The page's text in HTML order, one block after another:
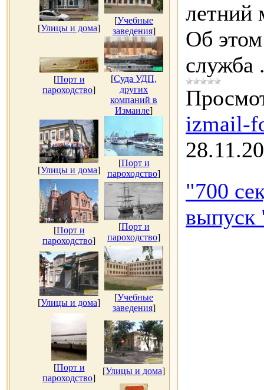
[Улицы и дома]
[Учебные
заведения]
[Порт и
пароходство]
[Суда УДП,
других
компаний в
Измаиле]
[Улицы и дома]
[Порт и
пароходство]
[Порт и
пароходство]
[Порт и
пароходство]
[Улицы и дома]
[Учебные
заведения]
[Порт и
пароходство]
[Улицы и дома]
летний
Об
служба
izmail-
"700